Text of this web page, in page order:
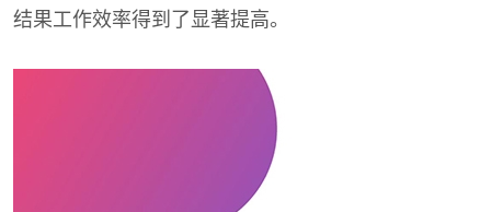
结果工作效率得到了显著提高。